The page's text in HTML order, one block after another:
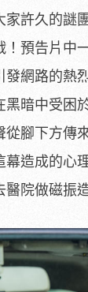
許久的謎
預告片中
發網路的熱
黑暗中受困
從腳下方傳
幕造成的心
院做磁振